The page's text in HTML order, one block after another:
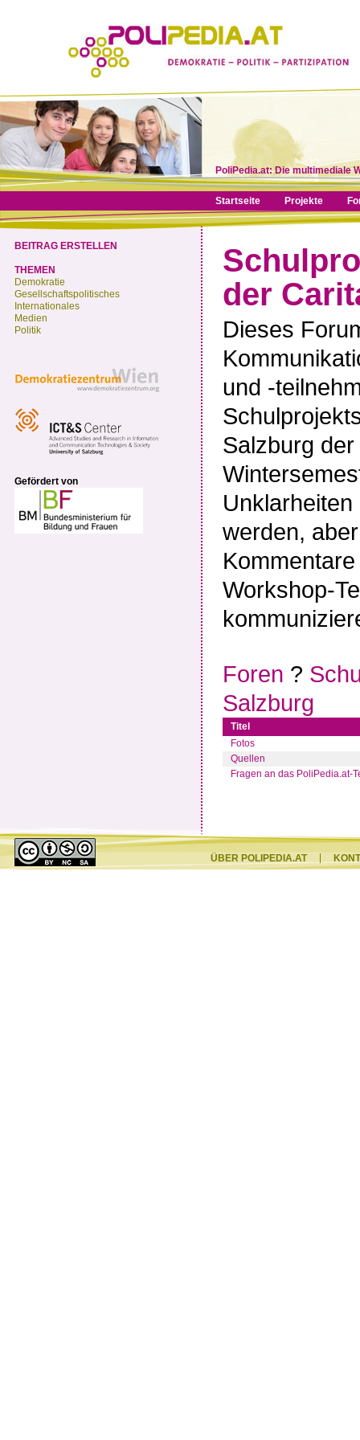
PoliPedia.at: Die multimediale
Startseite Projekte
der
Dieses
und -
Salzburg
werden,
Workshop-
Foren ?
Salzburg
Titel
Fotos
Quellen
Fragen an das PoliPedia.at-
BEITRAG ERSTELLEN
THEMEN
Demokratie
Gesellschaftspolitisches
Internationales
Medien
Politik
Gefördert von
ÜBER POLIPEDIA.AT